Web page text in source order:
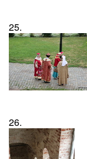
25.
26.